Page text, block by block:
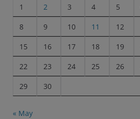
1 2 3 4 5
8 9 10 11 12
15 16 17 18 19
22 23 24 25 26
29 30
« May